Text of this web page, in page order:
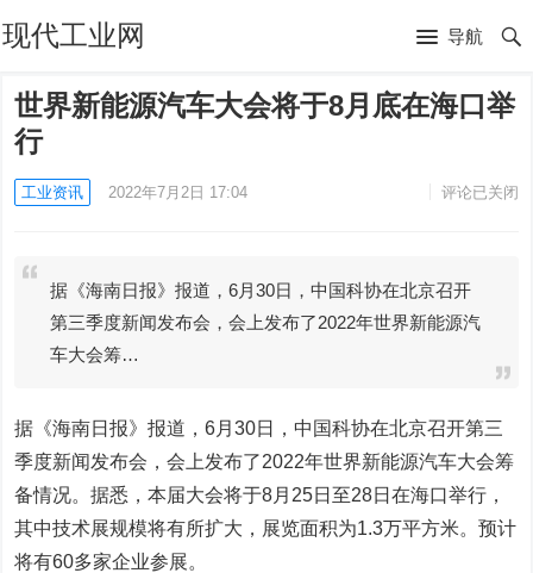
现代工业网 导航
世界新能源汽车大会将于8月底在海口举
行
工业资讯 2022年7月2日 17:04 评论已关闭
据《海南日报》报道，6月30日，中国科协在北京召开
第三季度新闻发布会，会上发布了2022年世界新能源汽
车大会筹…
据《海南日报》报道，6月30日，中国科协在北京召开第三
季度新闻发布会，会上发布了2022年世界新能源汽车大会筹
备情况。据悉，本届大会将于8月25日至28日在海口举行，
其中技术展规模将有所扩大，展览面积为1.3万平方米。预计
将有60多家企业参展。